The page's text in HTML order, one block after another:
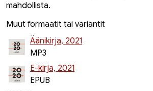
mahdollista.
Muut formaatit tai variantit
Äänikirja, 2021
MP3
E-kirja, 2021
EPUB